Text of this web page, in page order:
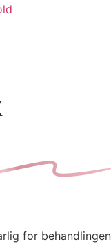
for behandlingen